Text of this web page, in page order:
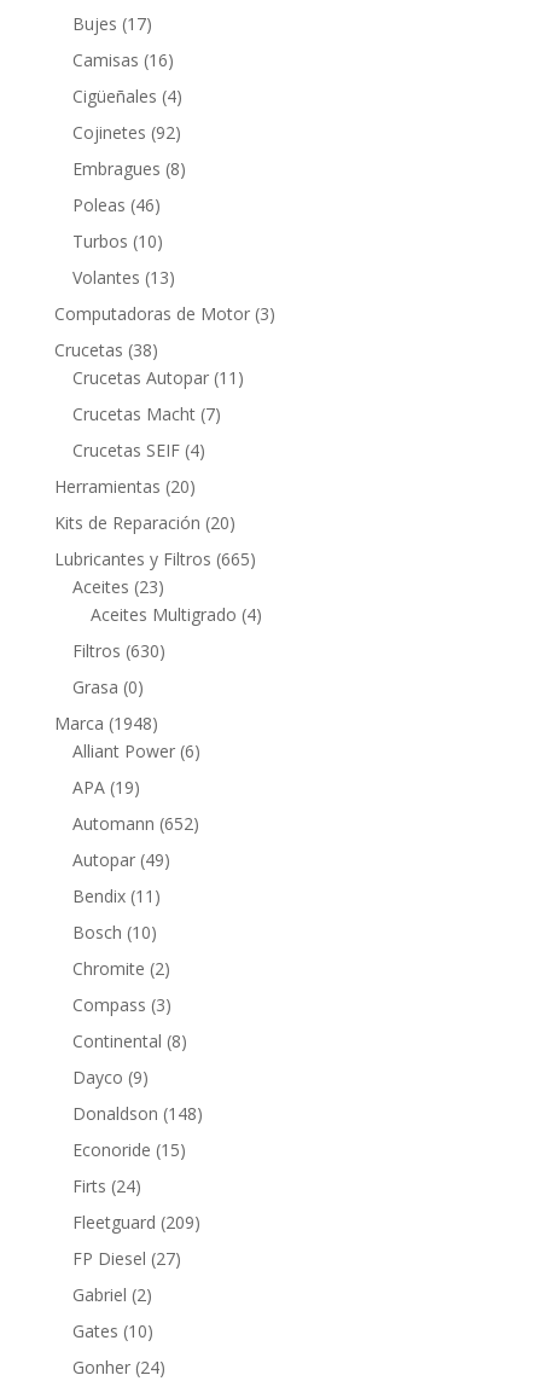
Bujes 1717
productos
Camisas 1616
productos
Cigüeñales 44
productos
Cojinetes 9292
productos
Embragues 88
Poleas 4646
productos
Turbos 1010
productos
Volantes 1313
productos
Computadoras de Motor 33
Crucetas 3838
productos
Crucetas Autopar 11 11
Crucetas Macht 77
Crucetas SEIF 44
Herramientas 2020
productos
Kits de Reparación 2020
productos
Lubricantes y Filtros 665665
Aceites 2323
productos
Aceites Multigrado 44
Filtros 630630
Grasa 00
productos
Marca 19481948
productos
Alliant Power 66
APA 1919
productos
Automann 652652
Autopar 4949
Bendix 11 11
productos
Bosch 1010
productos
Chromite 22
productos
Compass 33
productos
Continental 88
Dayco 99
productos
Donaldson 148148
Econoride 1515
Firts 2424
productos
Fleetguard 209209
FP Diesel 2727
Gabriel 22
productos
Gates 1010
productos
Gonher 2424